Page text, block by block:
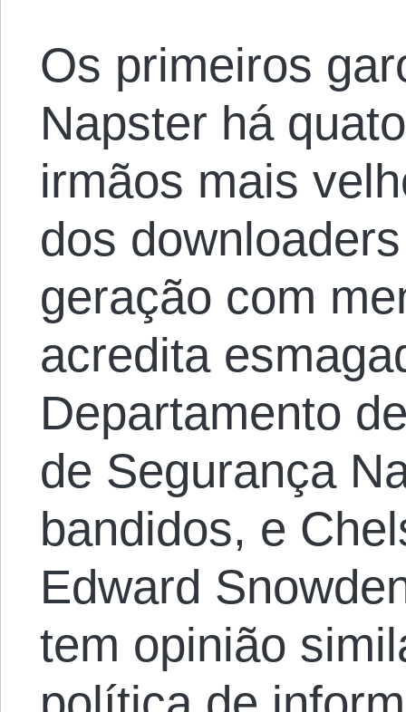
Os primeiros
Napster há
irmãos mais
dos
geração com
acredita
Departamento
de Segurança
bandidos, e
Edward
tem opinião